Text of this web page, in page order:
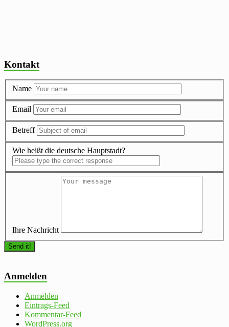
Kontakt
Name
Email
Betreff
Wie heißt die deutsche Hauptstadt?
Ihre Nachricht
Anmelden
Anmelden
Eintrags-Feed
Kommentar-Feed
WordPress.org